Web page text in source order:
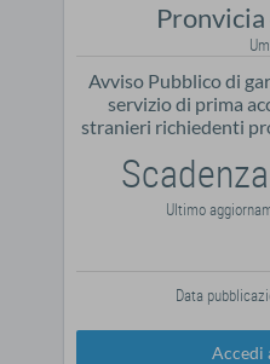
Avviso Pubblico di
servizio di prima
stranieri richiedenti
Ultimo
Data
Accedi